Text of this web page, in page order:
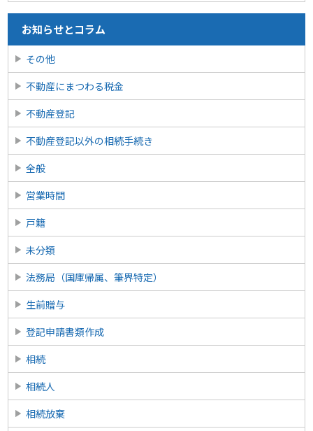
お知らせとコラム
その他
不動産にまつわる税金
不動産登記
不動産登記以外の相続手続き
全般
営業時間
戸籍
未分類
法務局（国庫帰属、筆界特定）
生前贈与
登記申請書類作成
相続
相続人
相続放棄